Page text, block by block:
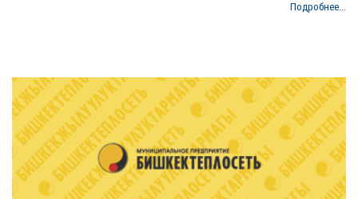
Подробнее...